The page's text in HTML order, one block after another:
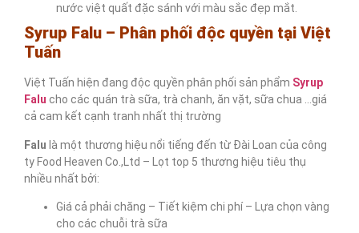
nước việt quất đặc sánh với màu sắc đẹp mắt.
Syrup Falu – Phân phối độc quyền tại Việt
Tuấn
Việt Tuấn hiện đang độc quyền phân phối sản phẩm Syrup
Falu cho các quán trà sữa, trà chanh, ăn vặt, sữa chua …giá
cả cam kết cạnh tranh nhất thị trường
Falu là một thương hiệu nổi tiếng đến từ Đài Loan của công
ty Food Heaven Co.,Ltd – Lọt top 5 thương hiệu tiêu thụ
nhiều nhất bởi:
Giá cả phải chăng – Tiết kiệm chi phí – Lựa chọn vàng
cho các chuỗi trà sữa